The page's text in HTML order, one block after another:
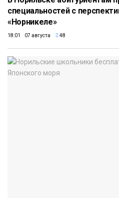
специальностей с
«Норникеле»
18:01 07 августа 48